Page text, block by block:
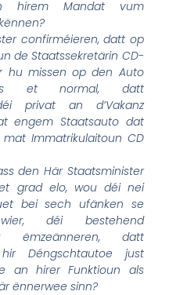
hirem Mandat vum
confirméieren, datt op
de Staatssekretärin CD-
hu missen op den Auto
et normal, datt
privat an d’Vakanz
engem Staatsauto dat
Immatrikulaitoun CD
den Här Staatsminister
grad elo, wou déi nei
bei sech ufänken se
déi bestehend
ëmzeänneren, datt
hir Déngschtautoe just
an hirer Funktioun als
ënnerwee sinn?